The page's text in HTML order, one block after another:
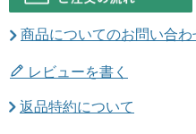
商品についてのお問い合わ
レビューを書く
返品特約について